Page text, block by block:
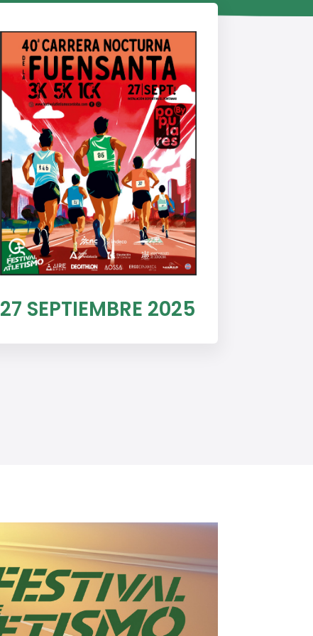
27 SEPTIEMBRE 2025